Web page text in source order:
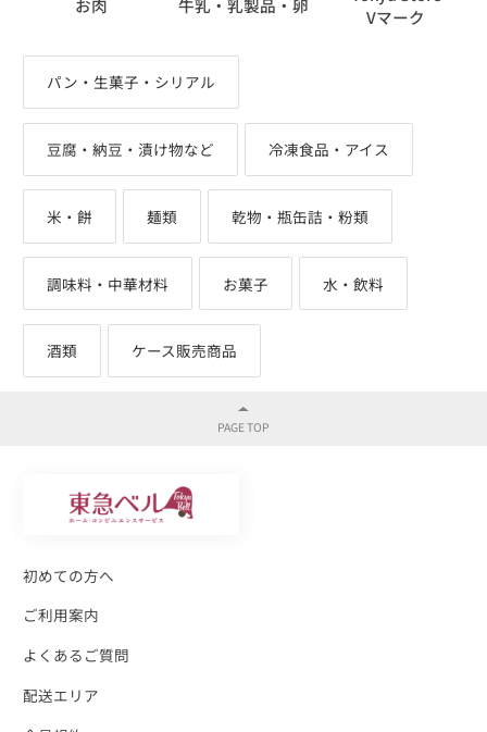
お肉 牛乳・乳製品・卵
Vマーク
パン・生菓子・シリアル
豆腐・納豆・漬け物など 冷凍食品・アイス
米・餅 麺類 乾物・瓶缶詰・粉類
調味料・中華材料 お菓子 水・飲料
酒類 ケース販売商品
初めての方へ
ご利用案内
よくあるご質問
配送エリア